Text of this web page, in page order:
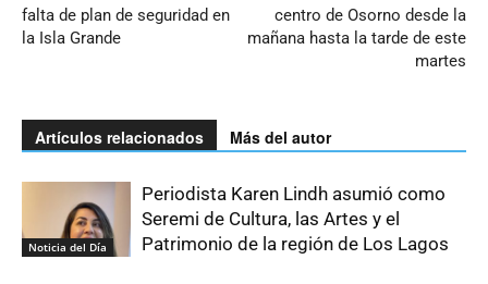
falta de plan de seguridad en
la Isla Grande
centro de Osorno desde la
mañana hasta la tarde de este
martes
Artículos relacionados Más del autor
Noticia del Día
Periodista Karen Lindh asumió como
Seremi de Cultura, las Artes y el
Patrimonio de la región de Los Lagos